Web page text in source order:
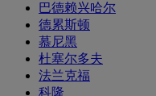
巴德赖兴哈尔
德累斯顿
慕尼黑
杜塞尔多夫
法兰克福
科隆